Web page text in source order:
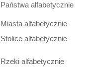
Państwa alfabetycznie
Miasta alfabetycznie
Stolice alfabetycznie
Rzeki alfabetycznie